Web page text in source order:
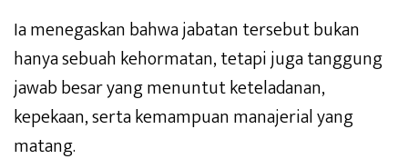
Ia menegaskan bahwa jabatan tersebut bukan
hanya sebuah kehormatan, tetapi juga tanggung
jawab besar yang menuntut keteladanan,
kepekaan, serta kemampuan manajerial yang
matang.